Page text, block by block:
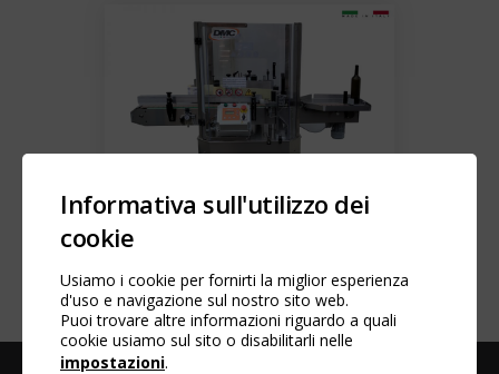
Etichettatrice lineare FOKUS
Informativa sull'utilizzo dei
cookie
Usiamo i cookie per fornirti la miglior esperienza
d'uso e navigazione sul nostro sito web.
Puoi trovare altre informazioni riguardo a quali
cookie usiamo sul sito o disabilitarli nelle
impostazioni.